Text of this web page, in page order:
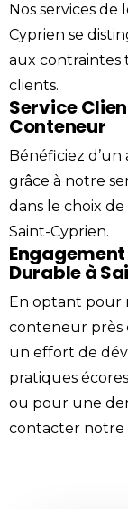
Nos services
Cyprien se
aux contraintes
clients.
Service
Conteneur
Bénéficiez
grâce à notre
dans le choix
Saint-Cyprien.
Durable à
En optant pour
conteneur près
un effort de
pratiques
ou pour une
contacter notre